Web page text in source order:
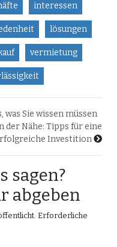
interessen
lösungen
vermietung
Sie wissen müssen
der Nähe: Tipps für eine
Investition
sagen?
abgeben
Erforderliche